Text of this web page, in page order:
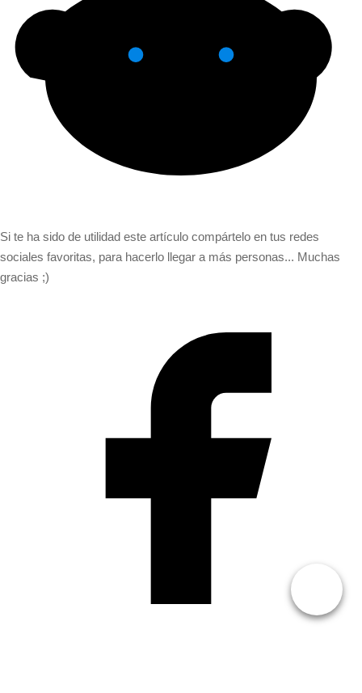
Si te ha sido de utilidad este artículo compártelo en tus redes
sociales favoritas, para hacerlo llegar a más personas... Muchas
gracias ;)